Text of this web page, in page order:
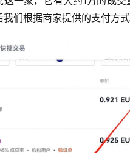
我们根据商家提供的支付方